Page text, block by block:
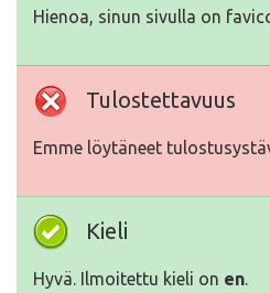
Hienoa, sinun sivulla on
Tulostettavuus
Emme löytäneet
Kieli
Hyvä. Ilmoitettu kieli on en.